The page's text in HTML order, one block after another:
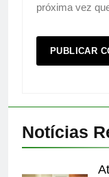
próxima vez
Notícias